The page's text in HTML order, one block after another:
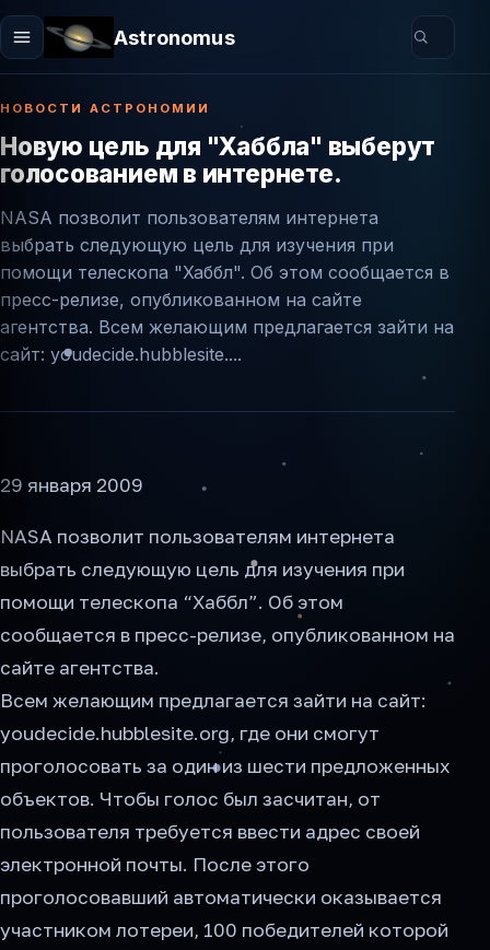
Astronomus
НОВОСТИ АСТРОНОМИИ
Новую цель для "Хаббла" выберут
голосованием в интернете.
NASA позволит пользователям интернета
выбрать следующую цель для изучения при
помощи телескопа "Хаббл". Об этом сообщается в
пресс-релизе, опубликованном на сайте
агентства. Всем желающим предлагается зайти на
сайт: youdecide.hubblesite....
29 января 2009
NASA позволит пользователям интернета
выбрать следующую цель для изучения при
помощи телескопа “Хаббл”. Об этом
сообщается в пресс-релизе, опубликованном на
сайте агентства.
Всем желающим предлагается зайти на сайт:
youdecide.hubblesite.org, где они смогут
проголосовать за один из шести предложенных
объектов. Чтобы голос был засчитан, от
пользователя требуется ввести адрес своей
электронной почты. После этого
проголосовавший автоматически оказывается
участником лотереи, 100 победителей которой